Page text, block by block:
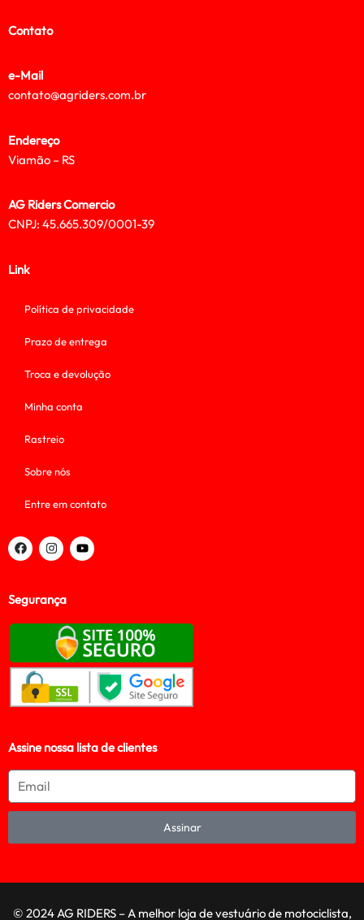
Contato
e-Mail
contato@agriders.com.br
Endereço
Viamão – RS
AG Riders Comercio
CNPJ: 45.665.309/0001-39
Link
Política de privacidade
Prazo de entrega
Troca e devolução
Minha conta
Rastreio
Sobre nós
Entre em contato
Segurança
Assine nossa lista de clientes
Assinar
© 2024 AG RIDERS – A melhor loja de vestuário de motociclista,